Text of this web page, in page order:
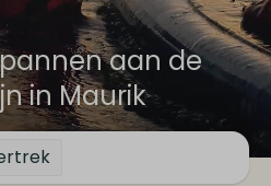
aan de
in Maurik